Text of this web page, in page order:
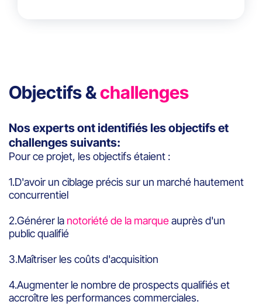
Objectifs &challenges
Nos experts ont identifiés les objectifs et
challenges suivants:
Pour ce projet, les objectifs étaient :
1.D'avoir un ciblage précis sur un marché hautement
concurrentiel
2.Générer la notoriété de la marqueauprès d'un
public qualifié
3.Maîtriser les coûts d'acquisition
4.Augmenter le nombre de prospects qualifiés et
accroître les performances commerciales.